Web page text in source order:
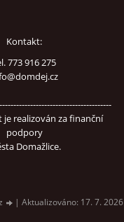
Kontakt:
773 916 275
realizován za finanční
podpory
Domažlice.
| Aktualizováno: 17. 7. 2026